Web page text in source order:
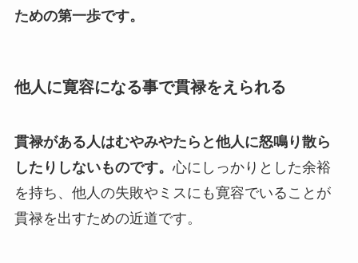
ための第一歩です。
他人に寛容になる事で貫禄をえられる
貫禄がある人はむやみやたらと他人に怒鳴り散ら
したりしないものです。心にしっかりとした余裕
を持ち、他人の失敗やミスにも寛容でいることが
貫禄を出すための近道です。